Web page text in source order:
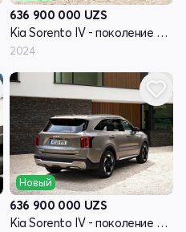
636 900 000 UZS
Kia Sorento IV - поколение рестайлинг
2024
Новый
636 900 000 UZS
Kia Sorento IV - поколение рестайлинг